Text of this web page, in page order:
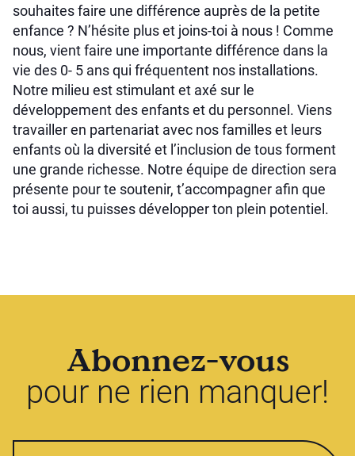
souhaites faire une différence auprès de la petite
enfance ? N’hésite plus et joins-toi à nous ! Comme
nous, vient faire une importante différence dans la
vie des 0- 5 ans qui fréquentent nos installations.
Notre milieu est stimulant et axé sur le
développement des enfants et du personnel. Viens
travailler en partenariat avec nos familles et leurs
enfants où la diversité et l’inclusion de tous forment
une grande richesse. Notre équipe de direction sera
présente pour te soutenir, t’accompagner afin que
toi aussi, tu puisses développer ton plein potentiel.
Abonnez-vous
pour ne rien manquer!